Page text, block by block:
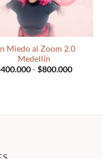
Miedo al Zoom 2.0
Medellín
400.000-$800.000Rango